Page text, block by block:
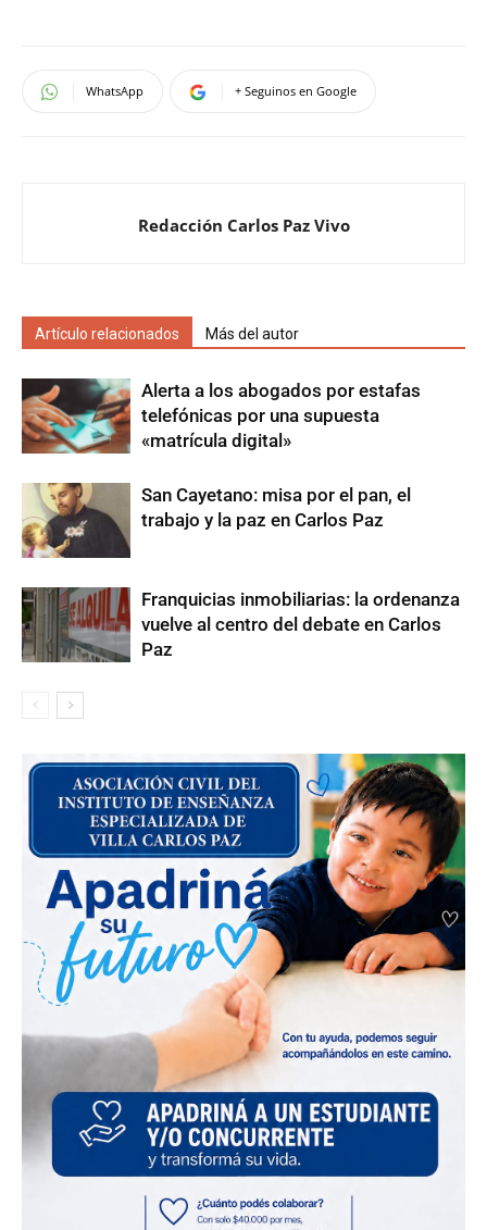
WhatsApp + Seguinos en Google
Redacción Carlos Paz Vivo
Artículo relacionados Más del autor
Alerta a los abogados por estafas
telefónicas por una supuesta
«matrícula digital»
San Cayetano: misa por el pan, el
trabajo y la paz en Carlos Paz
Franquicias inmobiliarias: la ordenanza
vuelve al centro del debate en Carlos
Paz